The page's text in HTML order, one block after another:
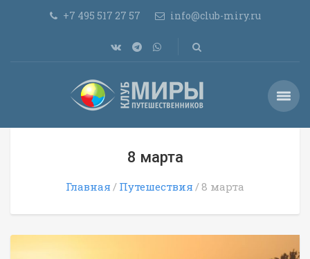
+7 495 517 27 57 info@club-miry.ru
8 марта
Главная Путешествия 8 марта